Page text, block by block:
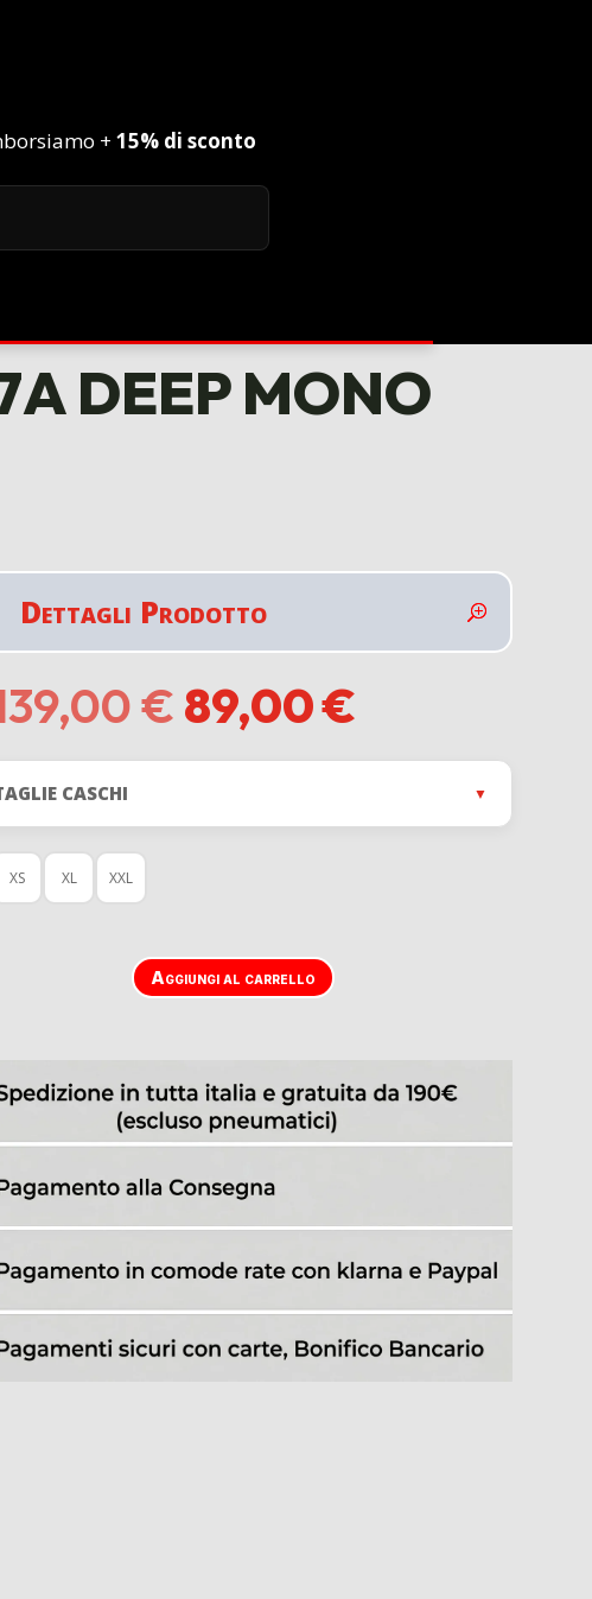
+ 15% di sconto
DEEP MONO
Dettagli Prodotto
€ Il
prezzo
originale
139,00 €.
89,00€Ilprezzo
attuale
89,00 €.
CASCHI ▼
XS XL XXL
Aggiungi al carrello